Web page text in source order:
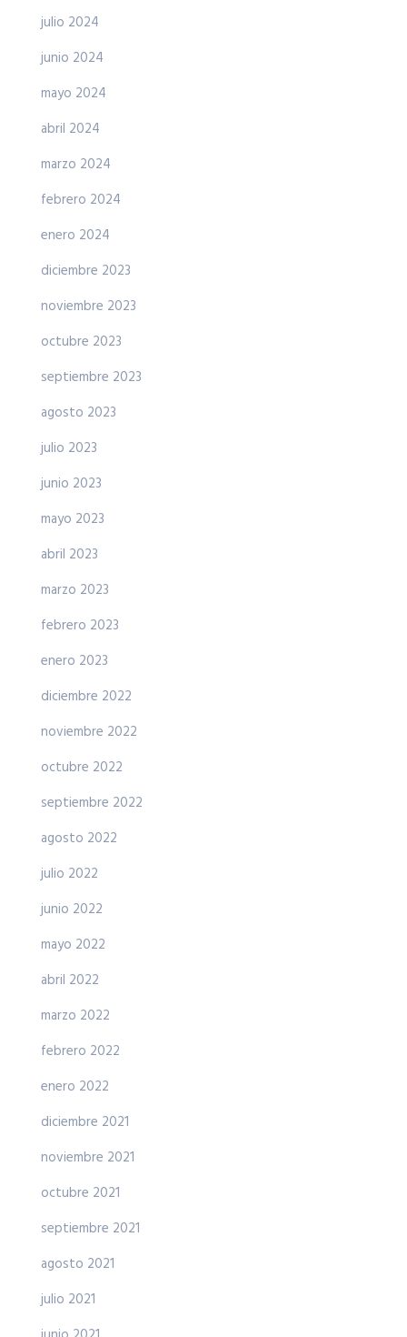
julio 2024
junio 2024
mayo 2024
abril 2024
marzo 2024
febrero 2024
enero 2024
diciembre 2023
noviembre 2023
octubre 2023
septiembre 2023
agosto 2023
julio 2023
junio 2023
mayo 2023
abril 2023
marzo 2023
febrero 2023
enero 2023
diciembre 2022
noviembre 2022
octubre 2022
septiembre 2022
agosto 2022
julio 2022
junio 2022
mayo 2022
abril 2022
marzo 2022
febrero 2022
enero 2022
diciembre 2021
noviembre 2021
octubre 2021
septiembre 2021
agosto 2021
julio 2021